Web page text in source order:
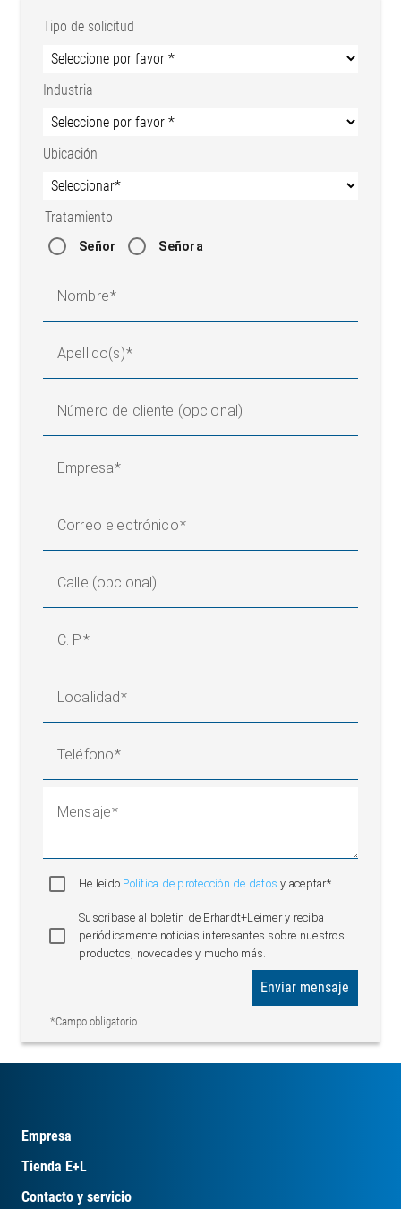
Tipo de solicitud
Industria
Ubicación
Tratamiento
Señor Señora
Nombre
Apellido(s)
Número de cliente (opcional)
Empresa
Correo electrónico
Calle (opcional)
C. P.
Localidad
Teléfono
Mensaje
He leído Política de protección de datosy aceptar*
Suscríbase al boletín de Erhardt+Leimer y reciba
periódicamente noticias interesantes sobre nuestros
productos, novedades y mucho más.
*Campo obligatorio
Enviar mensaje
Empresa
Tienda E+L
Contacto y servicio